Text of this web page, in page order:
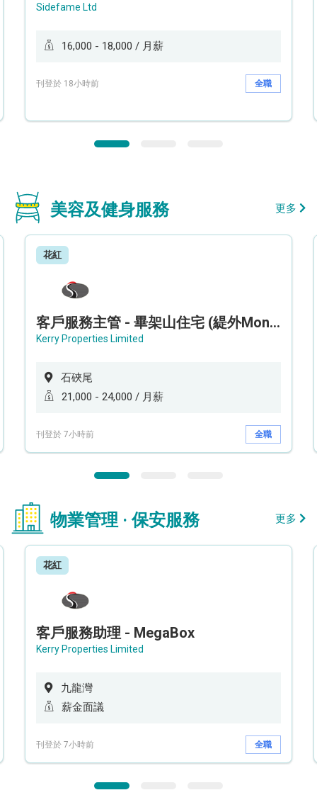
Sidefame Ltd
16,000 - 18,000 / 月薪
刊登於 18小時前 全職
美容及健身服務 更多
花紅
客戶服務主管 - 畢架山住宅 (緹外Mont Verra)
Kerry Properties Limited
石硤尾
21,000 - 24,000 / 月薪
刊登於 7小時前 全職
物業管理 · 保安服務 更多
花紅
客戶服務助理 - MegaBox
Kerry Properties Limited
九龍灣
薪金面議
刊登於 7小時前 全職